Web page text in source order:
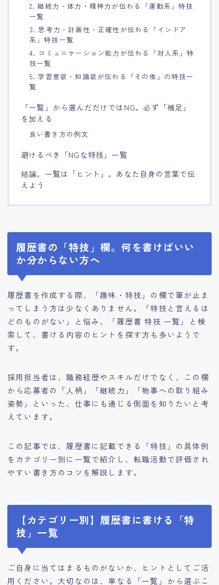
2. 継続力・体力・精神力が伝わる「運動系」特技
一覧
3. 思考力・計画性・正確性が伝わる「インドア
系」特技一覧
4. コミュニケーション能力が伝わる「対人系」特
技一覧
5. 学習意欲・知識欲が伝わる「その他」の特技一
覧
「一覧」から選んだだけではNG。必ず「補足」
を加える
良い書き方の例文
避けるべき「NGな特技」一覧
結論。一覧は「ヒント」。あなた自身の言葉で伝
えよう
履歴書の「特技」欄。何を書けばいい
か分からない方へ
履歴書を作成する際、「趣味・特技」の欄で筆が止ま
ってしまう方は少なくありません。「特技と言えるほ
どのものがない」と悩み、「履歴書 特技 一覧」と検
索して、書ける内容のヒントを探す方も多いようで
す。
採用担当者は、職務経歴やスキルだけでなく、この欄
から応募者の「人柄」「継続力」「物事への取り組み
姿勢」といった、仕事にも通じる側面を知りたいと考
えています。
この記事では、履歴書に記載できる「特技」の具体例
をカテゴリー別に一覧で紹介し、転職活動で評価され
やすい書き方のコツを解説します。
【カテゴリー別】履歴書に書ける「特
技」一覧
ご自身に当てはまるものがないか、ヒントとしてご活
用ください。大切なのは、単なる「一覧」から選ぶこ